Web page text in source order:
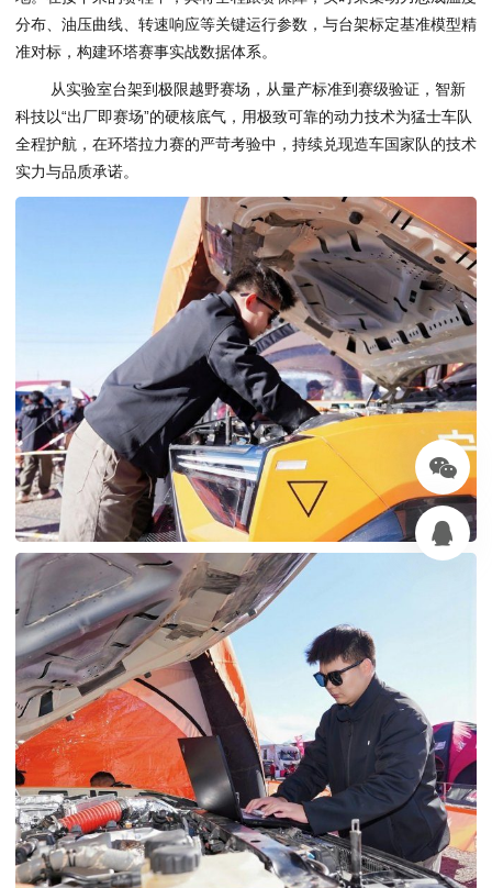
分布、油压曲线、转速响应等关键运行参数，与台架标定基准模型精
准对标，构建环塔赛事实战数据体系。
从实验室台架到极限越野赛场，从量产标准到赛级验证，智新
科技以“出厂即赛场”的硬核底气，用极致可靠的动力技术为猛士车队
全程护航，在环塔拉力赛的严苛考验中，持续兑现造车国家队的技术
实力与品质承诺。